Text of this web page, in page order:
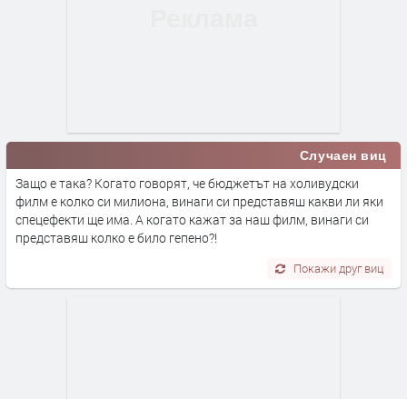
Случаен виц
Защо е така? Когато говорят, че бюджетът на холивудски
филм е колко си милиона, винаги си представяш какви ли яки
спецефекти ще има. А когато кажат за наш филм, винаги си
представяш колко е било гепено?!
Покажи друг виц